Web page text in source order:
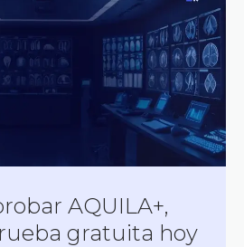
AQUILA+,
gratuita hoy